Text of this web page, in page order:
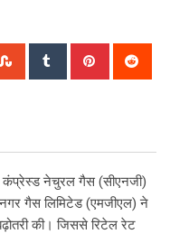
StumbleUpon
Tumblr Pinterest
कंप्रेस्ड नेचुरल गैस (सीएनजी)
गैस लिमिटेड (एमजीएल) ने
की। जिससे रिटेल रेट